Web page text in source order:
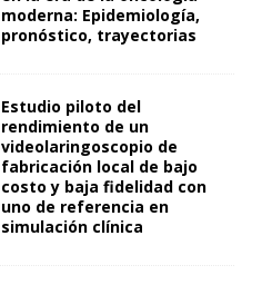
moderna: Epidemiología,
pronóstico, trayectorias
Estudio piloto del
rendimiento de un
videolaringoscopio de
fabricación local de bajo
costo y baja fidelidad con
uno de referencia en
simulación clínica